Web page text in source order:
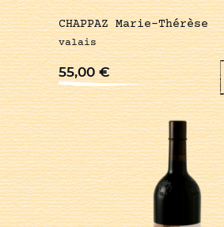
CHAPPAZ Marie-Thérèse
valais
55,00€